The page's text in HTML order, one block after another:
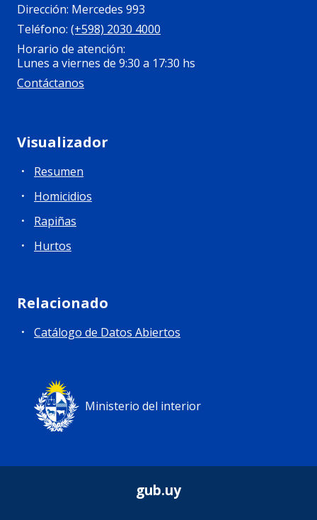
Dirección: Mercedes 993
Teléfono: (+598) 2030 4000
Horario de atención:
Lunes a viernes de 9:30 a 17:30 hs
Contáctanos
Visualizador
Resumen
Homicidios
Rapiñas
Hurtos
Relacionado
Catálogo de Datos Abiertos
Ministerio del interior
gub.uy